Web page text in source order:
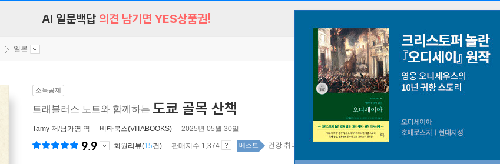
AI 일문백답 의견 남기면 YES상품권!
일본
소득공제
트래블러스 노트와 함께하는 도쿄 골목 산책
Tamy 저/남가영 역 비타북스(VITABOOKS) 2025년 05월 30일
9.9 회원리뷰(15건) 판매지수 1,374 베스트 건강 취미 top100 4주